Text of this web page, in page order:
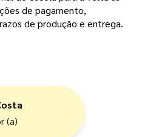
de pagamento,
de produção e entrega.
(a)